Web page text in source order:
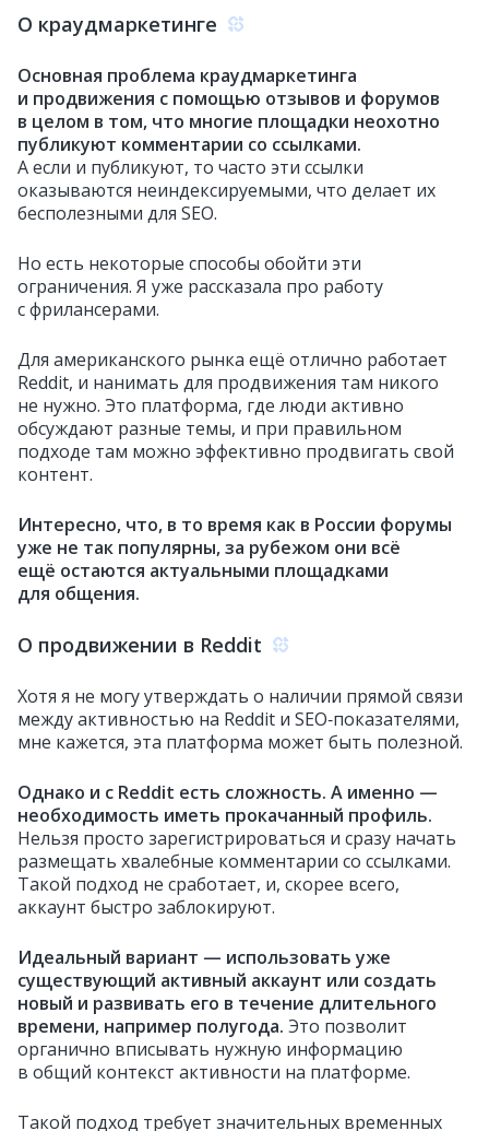
О краудмаркетинге
Основная проблема краудмаркетинга
и продвижения с помощью отзывов и форумов
в целом в том, что многие площадки неохотно
публикуют комментарии со ссылками.
А если и публикуют, то часто эти ссылки
оказываются неиндексируемыми, что делает их
бесполезными для SEO.
Но есть некоторые способы обойти эти
ограничения. Я уже рассказала про работу
с фрилансерами.
Для американского рынка ещё отлично работает
Reddit, и нанимать для продвижения там никого
не нужно. Это платформа, где люди активно
обсуждают разные темы, и при правильном
подходе там можно эффективно продвигать свой
контент.
Интересно, что, в то время как в России форумы
уже не так популярны, за рубежом они всё
ещё остаются актуальными площадками
для общения.
О продвижении в Reddit
Хотя я не могу утверждать о наличии прямой связи
между активностью на Reddit и SEO‑показателями,
мне кажется, эта платформа может быть полезной.
Однако и с Reddit есть сложность. А именно —
необходимость иметь прокачанный профиль.
Нельзя просто зарегистрироваться и сразу начать
размещать хвалебные комментарии со ссылками.
Такой подход не сработает, и, скорее всего,
аккаунт быстро заблокируют.
Идеальный вариант — использовать уже
существующий активный аккаунт или создать
новый и развивать его в течение длительного
времени, например полугода. Это позволит
органично вписывать нужную информацию
в общий контекст активности на платформе.
Такой подход требует значительных временных